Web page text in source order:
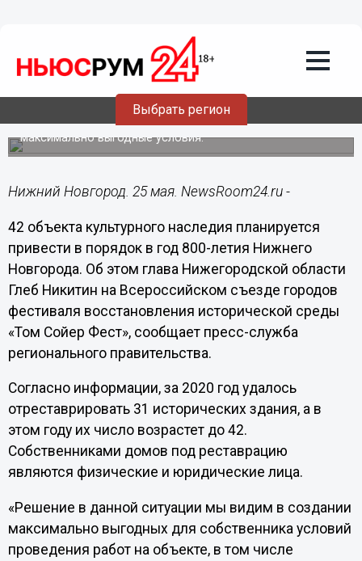
Выбрать регион
25.05.202115:28
Нижний Новгород ждет реставрация
42 ОКН в год 800-летия
Власти обещают создать для их собственников
максимально выгодные условия.
Нижний Новгород. 25 мая. NewsRoom24.ru -
42 объекта культурного наследия планируется
привести в порядок в год 800-летия Нижнего
Новгорода. Об этом глава Нижегородской области
Глеб Никитин на Всероссийском съезде городов
фестиваля восстановления исторической среды
«Том Сойер Фест», сообщает пресс-служба
регионального правительства.
Согласно информации, за 2020 год удалось
отреставрировать 31 исторических здания, а в
этом году их число возрастет до 42.
Собственниками домов под реставрацию
являются физические и юридические лица.
«Решение в данной ситуации мы видим в создании
максимально выгодных для собственника условий
проведения работ на объекте, в том числе